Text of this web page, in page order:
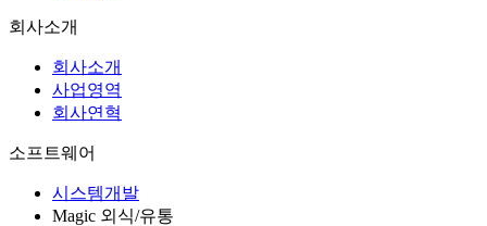
회사소개
회사소개
사업영역
회사연혁
소프트웨어
시스템개발
Magic 외식/유통